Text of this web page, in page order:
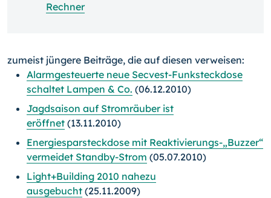
Rechner
zumeist jüngere Beiträge, die auf diesen verweisen:
Alarmgesteuerte neue Secvest-Funksteckdose
schaltet Lampen & Co. (06.12.2010)
Jagdsaison auf Stromräuber ist
eröffnet (13.11.2010)
Energiesparsteckdose mit Reaktivierungs-„Buzzer“
vermeidet Standby-Strom (05.07.2010)
Light+Building 2010 nahezu
ausgebucht (25.11.2009)